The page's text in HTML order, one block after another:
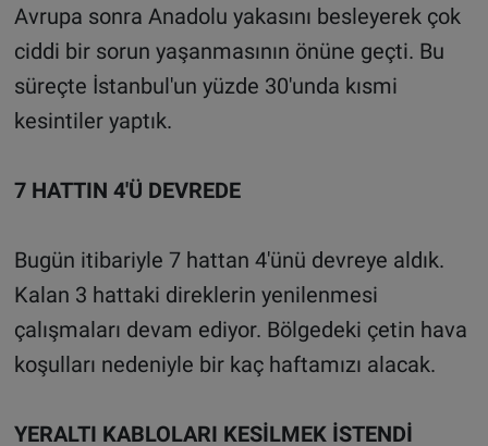
Avrupa sonra Anadolu yakasını besleyerek çok
ciddi bir sorun yaşanmasının önüne geçti. Bu
süreçte İstanbul'un yüzde 30'unda kısmi
kesintiler yaptık.
7 HATTIN 4'Ü DEVREDE
Bugün itibariyle 7 hattan 4'ünü devreye aldık.
Kalan 3 hattaki direklerin yenilenmesi
çalışmaları devam ediyor. Bölgedeki çetin hava
koşulları nedeniyle bir kaç haftamızı alacak.
YERALTI KABLOLARI KESİLMEK İSTENDİ